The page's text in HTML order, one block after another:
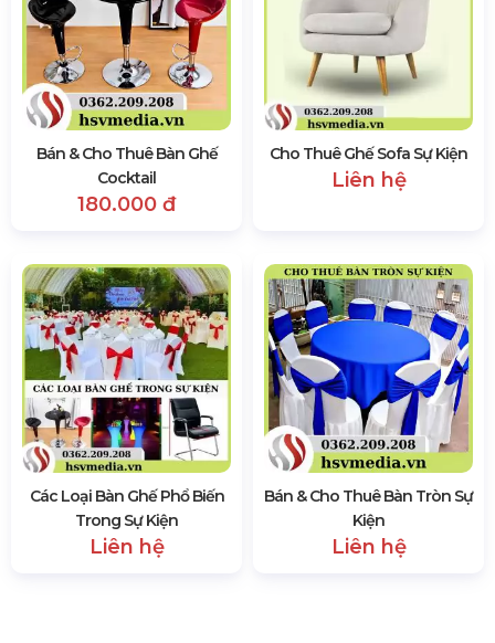
Bán & Cho Thuê Bàn Ghế
Cocktail
180.000 đ
Cho Thuê Ghế Sofa Sự Kiện
Liên hệ
Các Loại Bàn Ghế Phổ Biến
Trong Sự Kiện
Liên hệ
Bán & Cho Thuê Bàn Tròn Sự
Kiện
Liên hệ